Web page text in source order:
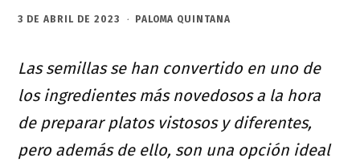
3 DE ABRIL DE 2023 · PALOMA QUINTANA
Las semillas se han convertido en uno de
los ingredientes más novedosos a la hora
de preparar platos vistosos y diferentes,
pero además de ello, son una opción ideal